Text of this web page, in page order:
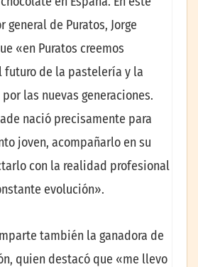
de Puratos, Jorge
«en Puratos creemos
futuro de la pastelería y la
las nuevas generaciones.
nació precisamente para
joven, acompañarlo en su
con la realidad profesional
evolución».
también la ganadora de
quien destacó que «me llevo